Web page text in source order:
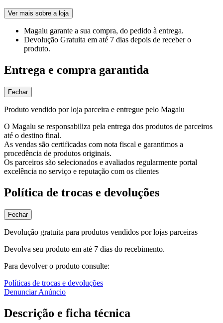
Ver mais sobre a loja
Magalu garante a sua compra, do pedido à entrega.
Devolução Gratuita em até 7 dias depois de receber o
produto.
Entrega e compra garantida
Fechar
Produto vendido por loja parceira e entregue pelo Magalu
O Magalu se responsabiliza pela entrega dos produtos de parceiros
até o destino final.
As vendas são certificadas com nota fiscal e garantimos a
procedência de produtos originais.
Os parceiros são selecionados e avaliados regularmente portal
excelência no serviço e reputação com os clientes
Política de trocas e devoluções
Fechar
Devolução gratuita para produtos vendidos por lojas parceiras
Devolva seu produto em até 7 dias do recebimento.
Para devolver o produto consulte:
Políticas de trocas e devoluções
Denunciar Anúncio
Descrição e ficha técnica